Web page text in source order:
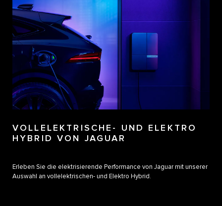
VOLLELEKTRISCHE- UND ELEKTRO
HYBRID​ VON JAGUAR
Erleben Sie die elektrisierende Performance von Jaguar mit unserer
Auswahl an vollelektrischen- und Elektro Hybrid.